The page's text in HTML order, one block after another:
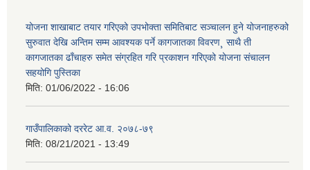
योजना शाखाबाट तयार गरिएको उपभोक्ता समितिबाट सञ्चालन हुने योजनाहरुको
सुरुवात देखि अन्तिम सम्म आवश्यक पर्ने कागजातका विवरण¸ साथै ती
कागजातका ढाँचाहरु समेत संग्रहित गरि प्रकाशन गरिएको योजना संचालन
सहयोगि पुस्तिका
मिति: 01/06/2022 - 16:06
गाउँपालिकाको दररेट आ.व. २०७८-७९
मिति: 08/21/2021 - 13:49